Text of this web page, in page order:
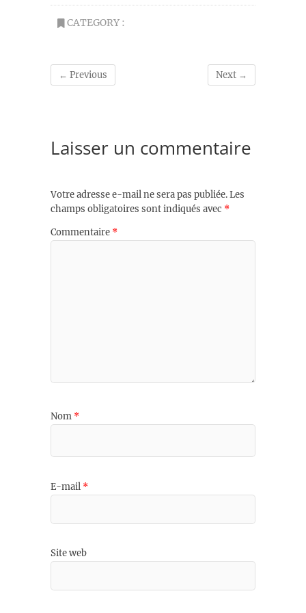
CATEGORY :
← Previous Next →
Laisser un commentaire
Votre adresse e-mail ne sera pas publiée.Les
champs obligatoires sont indiqués avec *
Commentaire *
Nom *
E-mail *
Site web